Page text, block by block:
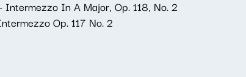
Intermezzo In A Major, Op. 118, No. 2
Op. 117 No. 2